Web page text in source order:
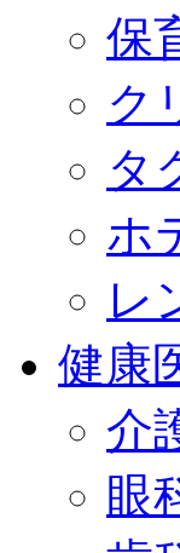
保
ク
タ
ホ
レ
健康
介
眼